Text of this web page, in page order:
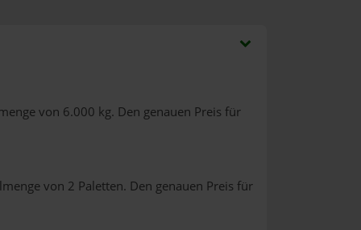
von 6.000 kg. Den genauen Preis für
von 2 Paletten. Den genauen Preis für